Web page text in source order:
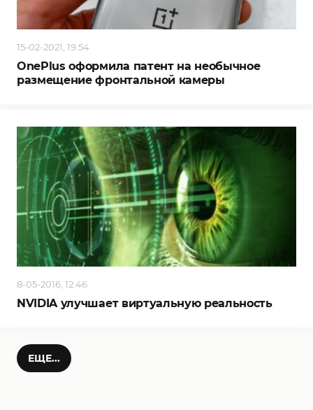
15-02-2021, 19:54
OnePlus оформила патент на необычное
размещение фронтальной камеры
8-05-2016, 12:46
NVIDIA улучшает виртуальную реальность
ЕЩЕ...